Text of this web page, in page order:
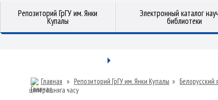
Репозиторий ГрГУ им. Янки
Купалы
Электронный каталог
библиотеки
Главная » Репозиторий ГрГУ им. Янки Купалы » Белорусский
цяперашняга часу